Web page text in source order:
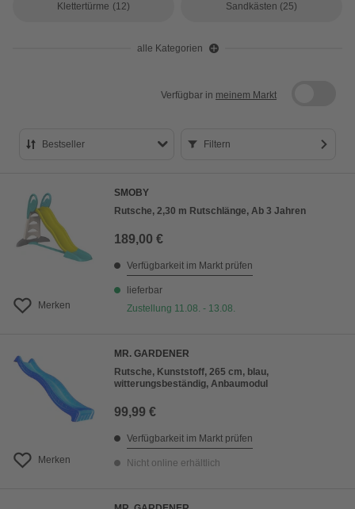
Klettertürme (12) Sandkästen (25)
alle Kategorien
Verfügbar in meinem Markt
Bestseller
Preis aufsteigend
Preis absteigend
Bewertung
Filtern
Merken
SMOBY
Rutsche, 2,30 m Rutschlänge, Ab 3 Jahren
189,00 €
Verfügbarkeit im Markt prüfen
lieferbar
Zustellung 11.08. - 13.08.
Merken
MR. GARDENER
Rutsche, Kunststoff, 265 cm, blau,
witterungsbeständig, Anbaumodul
99,99 €
Verfügbarkeit im Markt prüfen
Nicht online erhältlich